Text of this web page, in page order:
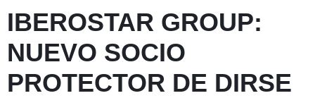
IBEROSTAR GROUP:
NUEVO SOCIO
PROTECTOR DE DIRSE